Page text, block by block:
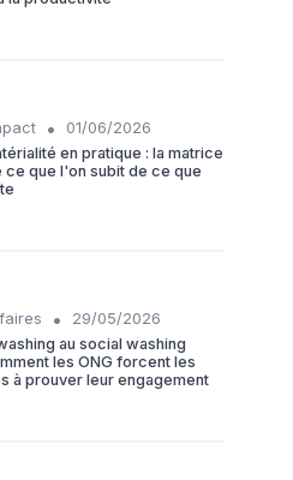
•
01/06/2026
en pratique : la matrice
ce que l'on subit de ce que
•
29/05/2026
au social washing
les ONG forcent les
à prouver leur engagement